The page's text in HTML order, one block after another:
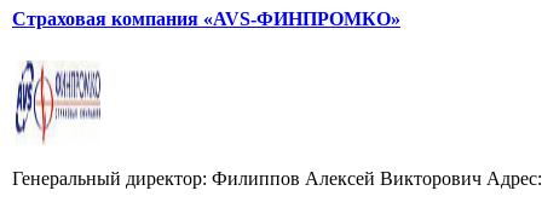
Страховая компания «AVS-ФИНПРОМКО»
Генеральный директор: Филиппов Алексей Викторович